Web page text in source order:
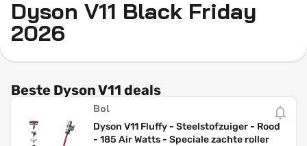
Dyson V11 Black Friday
2026
Beste Dyson V11 deals
Bol
Dyson V11 Fluffy - Steelstofzuiger - Rood
- 185 Air Watts - Speciale zachte roller